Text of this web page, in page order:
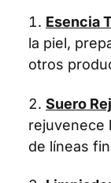
Esencia
la piel,
otros
Suero
rejuvenece
de líneas